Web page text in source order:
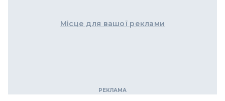
Місце для вашої реклами